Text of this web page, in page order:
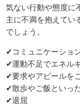
気ない行動や態度に
主に不満を抱えてい
でしょう。
✔コミュニケーショ
✔運動不足でエネル
✔要求やアピールを
✔散歩やご飯といっ
✔退屈